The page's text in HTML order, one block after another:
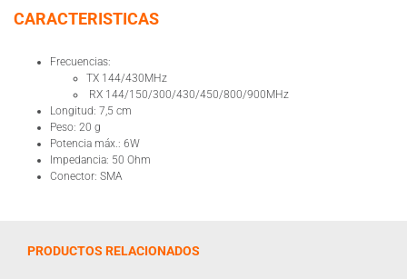
CARACTERISTICAS
Frecuencias:
TX 144/430MHz
RX 144/150/300/430/450/800/900MHz
Longitud: 7,5 cm
Peso: 20 g
Potencia máx.: 6W
Impedancia: 50 Ohm
Conector: SMA
PRODUCTOS RELACIONADOS